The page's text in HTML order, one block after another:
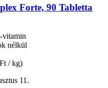
Forte, 90 Tabletta
vitamin
nélkül
/ kg)
11.